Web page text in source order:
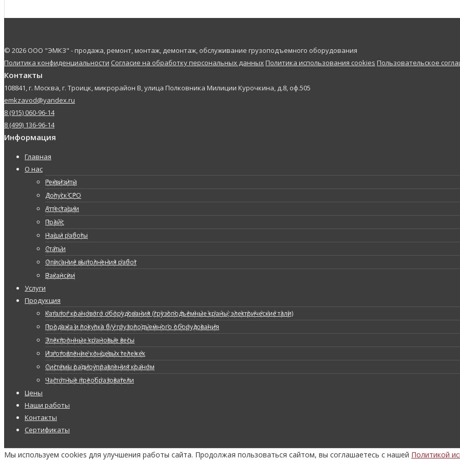
© 2026 ООО "ЭМКЗ" - продажа, ремонт, монтаж, демонтаж, обслуживание грузоподъемного оборудования
Политика конфиденциальности Согласие на обработку персональных данныхПолитика использования cookies Пользовательское
Контакты
108841, г. Москва, г. Троицк, микрорайон В, улица Полковника Милиции Курочкина, д.8, оф.505
emkzavod@yandex.ru
8 (915) 060-96-14
8 (499) 136-96-14
Информация
Главная
О нас
Реквизиты
Допуск СРО
Аттестации
Прайс
Наши работы
Статьи
Описание выполнения работ
Вакансии
Услуги
Продукция
Каталог кранового оборудования (грузоподъемные краны, электрические тали)
Продажа и покупка б/у грузоподъемного оборудования
Электронные крановые весы
Изготовление концевых тележек
Системы радиоуправления краном
Частотные преобразователи
Цены
Наши работы
Контакты
Сертификаты
Мы используем cookies для улучшения работы сайта. Продолжая пользоваться сайтом, вы соглашаетесь с нашей Политикой